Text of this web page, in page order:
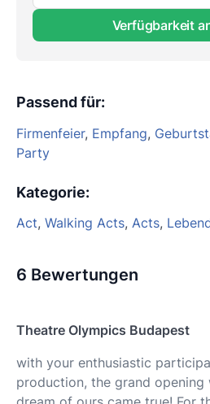
Verfügbarkeit
Passend für:
Firmenfeier, Empfang,
Party
Kategorie:
Act, Walking Acts, Acts,
6 Bewertungen
Theatre Olympics Budapest
with your enthusiastic
production, the grand opening